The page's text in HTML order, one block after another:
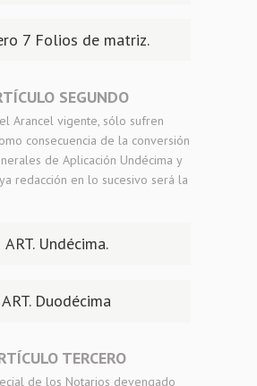
7 Folios de matriz.
SEGUNDO
Arancel vigente, sólo sufren
consecuencia de la conversión
de Aplicación Undécima y
redacción en lo sucesivo será la
ART. Undécima.
ART. Duodécima
TERCERO
de los Notarios devengado